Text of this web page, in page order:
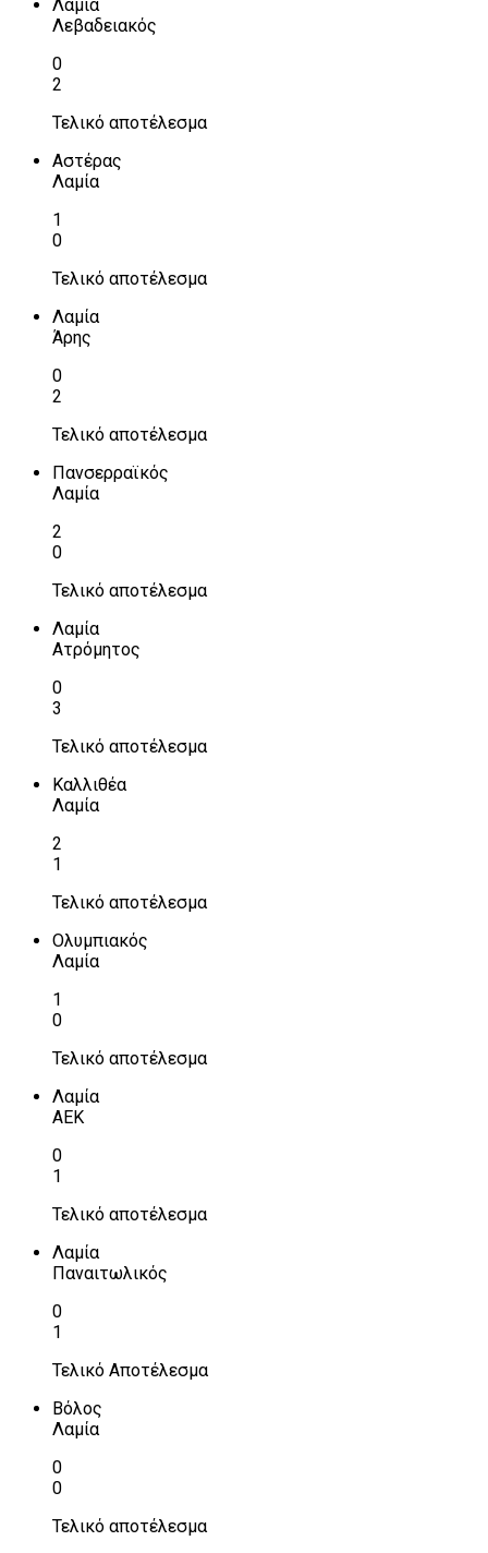
Λαμία
Λεβαδειακός
0
2
Τελικό αποτέλεσμα
Αστέρας
Λαμία
1
0
Τελικό αποτέλεσμα
Λαμία
Άρης
0
2
Τελικό αποτέλεσμα
Πανσερραϊκός
Λαμία
2
0
Τελικό αποτέλεσμα
Λαμία
Ατρόμητος
0
3
Τελικό αποτέλεσμα
Καλλιθέα
Λαμία
2
1
Τελικό αποτέλεσμα
Ολυμπιακός
Λαμία
1
0
Τελικό αποτέλεσμα
Λαμία
ΑΕΚ
0
1
Τελικό αποτέλεσμα
Λαμία
Παναιτωλικός
0
1
Τελικό Αποτέλεσμα
Βόλος
Λαμία
0
0
Τελικό αποτέλεσμα